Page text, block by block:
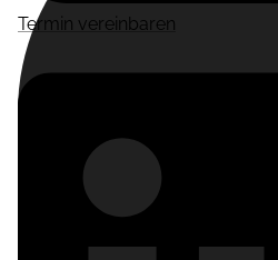
Termin vereinbaren